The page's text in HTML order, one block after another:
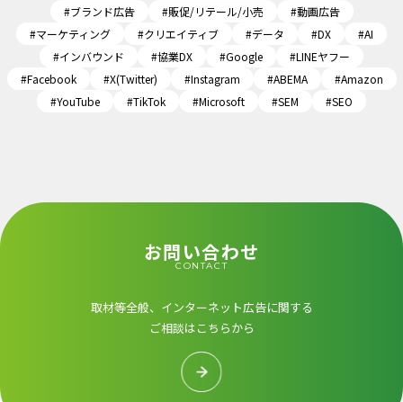
#ブランド広告 #販促/リテール/小売
#動画広告
#マーケティング
#クリエイティブ #データ #DX
#AI
#インバウンド
#協業DX #Google
#LINEヤフー
#Facebook
#X(Twitter) #Instagram #ABEMA
#Amazon
#YouTube
#TikTok #Microsoft #SEM #SEO
お問い合わせ
CONTACT
取材等全般、インターネット広告に関する
ご相談はこちらから